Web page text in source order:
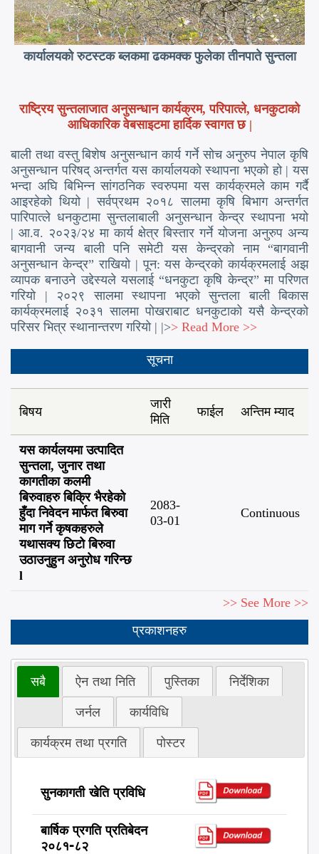
कार्यालयको रुटस्टक ब्लकमा ढकमक्क फुलेका तीनपाते सुन्तला
राष्ट्रिय सुन्तलाजात अनुसन्धान कार्यक्रम, परिपात्ले, धनकुटाको
आधिकारिक वेबसाइटमा हार्दिक स्वागत छ |
बाली तथा वस्तु बिशेष अनुसन्धान कार्य गर्ने सोच अनुरुप नेपाल कृषि
अनुसन्धान परिषद् अन्तर्गत यस कार्यालयको स्थापना भएको हो | यस
भन्दा अघि बिभिन्न सांगठनिक स्वरुपमा यस कार्यक्रमले काम गर्दै
आइरहेको थियो | सर्वप्रथम २०१८ सालमा कृषि बिभाग अन्तर्गत
पारिपात्ले धनकुटामा सुन्तलाबाली अनुसन्धान केन्द्र स्थापना भयो
| आ.व. २०२३/२४ मा कार्य क्षेत्र बिस्तार गर्ने योजना अनुरुप अन्य
बागवानी जन्य बाली पनि समेटी यस केन्द्रको नाम “बागवानी
अनुसन्धान केन्द्र” राखियो | पून: यस केन्द्रको कार्यक्रमलाई अझ
व्यापक बनाउने उद्देस्यले यसलाई “धनकुटा कृषि केन्द्र” मा परिणत
गरियो | २०२९ सालमा स्थापना भएको सुन्तला बाली बिकास
कार्यक्रमलाई २०३१ सालमा पोखराबाट धनकुटाको यसै केन्द्रको
परिसर भित्र स्थानान्तरण गरियो | |>> Read More >>
सूचना
बिषय
जारी
मिति
फाईल अन्तिम म्याद
यस कार्यलयमा उत्पादित
सुन्तला, जुनार तथा
कागतीका कलमी
बिरुवाहरु बिक्रि भैरहेको
हुँदा निवेदन मार्फत बिरुवा
माग गर्ने कृषकहरुले
यथासक्य छिटो बिरुवा
उठाउनुहुन अनुरोध गरिन्छ
l
2083-
03-01
Continuous
>> See More >>
प्रकाशनहरु
सबै ऐन तथा निति पुस्तिका
निर्देशिका
जर्नल
कार्यविधि
कार्यक्रम तथा प्रगति
पोस्टर
सुनकागती खेति प्रविधि
बार्षिक प्रगति प्रतिबेदन
२०८१-८२